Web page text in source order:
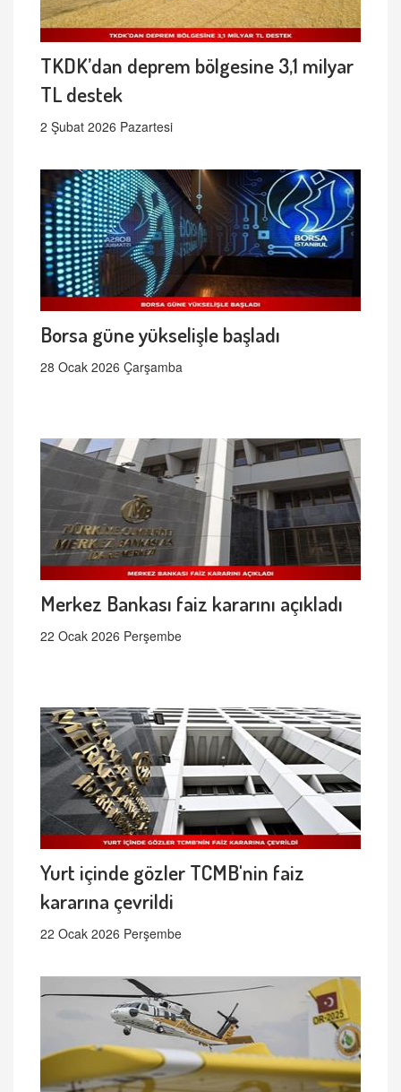
TKDK’dan deprem bölgesine 3,1 milyar
TL destek
2 Şubat 2026 Pazartesi
Borsa güne yükselişle başladı
28 Ocak 2026 Çarşamba
Merkez Bankası faiz kararını açıkladı
22 Ocak 2026 Perşembe
Yurt içinde gözler TCMB'nin faiz
kararına çevrildi
22 Ocak 2026 Perşembe